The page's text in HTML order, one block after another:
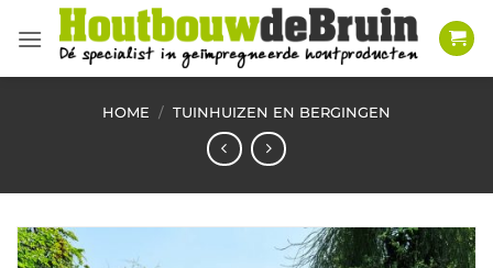
naar
HOME / TUINHUIZEN EN BERGINGEN